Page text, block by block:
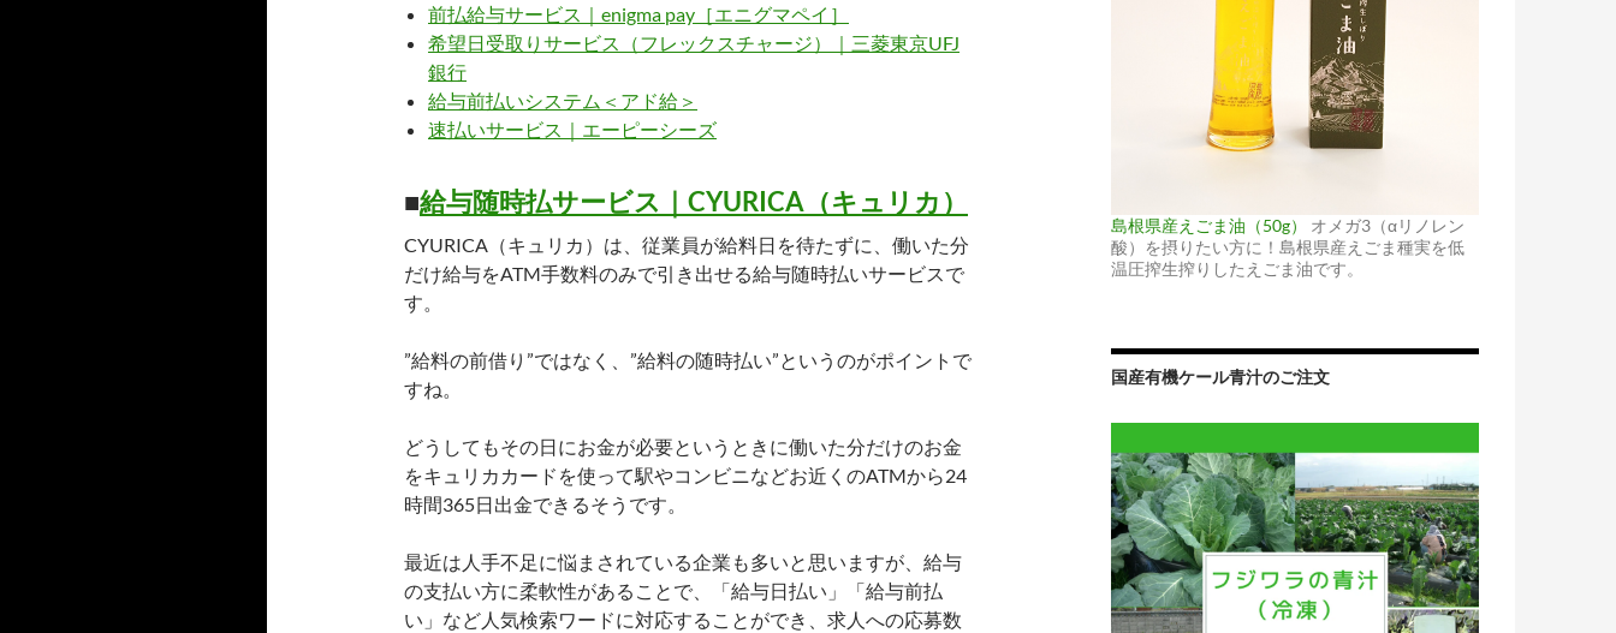
前払給与サービス｜enigma pay［エニグマペイ］
希望日受取りサービス（フレックスチャージ）｜三菱東京UFJ
銀行
給与前払いシステム＜アド給＞
速払いサービス｜エーピーシーズ
■給与随時払サービス｜CYURICA（キュリカ）
CYURICA（キュリカ）は、従業員が給料日を待たずに、働いた分
だけ給与をATM手数料のみで引き出せる給与随時払いサービスで
す。
”給料の前借り”ではなく、”給料の随時払い”というのがポイントで
すね。
どうしてもその日にお金が必要というときに働いた分だけのお金
をキュリカカードを使って駅やコンビニなどお近くのATMから24
時間365日出金できるそうです。
最近は人手不足に悩まされている企業も多いと思いますが、給与
の支払い方に柔軟性があることで、「給与日払い」「給与前払
い」など人気検索ワードに対応することができ、求人への応募数
島根県産えごま油（50g）
オメガ3（αリノレン
酸）を摂りたい方に！島根県産えごま種実を低
温圧搾生搾りしたえごま油です。
国産有機ケール青汁のご注文